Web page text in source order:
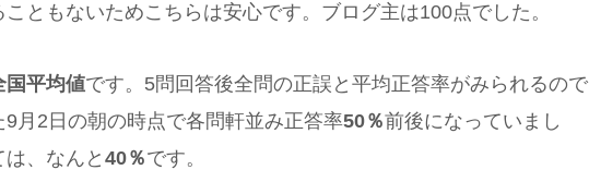
ともないためこちらは安心です。ブログ主は100点でした。
国平均値です。5問回答後全問の正誤と平均正答率がみられるので
月2日の朝の時点で各問軒並み正答率50％前後になっていまし
、なんと40％です。